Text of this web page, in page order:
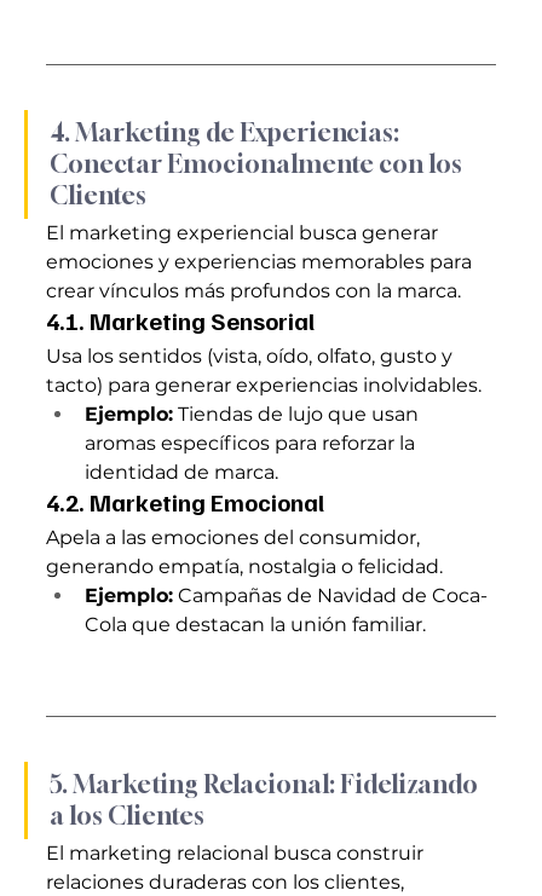
4. Marketing de Experiencias:
Conectar Emocionalmente con los
Clientes
El marketing experiencial busca generar
emociones y experiencias memorables para
crear vínculos más profundos con la marca.
4.1. Marketing Sensorial
Usa los sentidos (vista, oído, olfato, gusto y
tacto) para generar experiencias inolvidables.
Ejemplo: Tiendas de lujo que usan
aromas específicos para reforzar la
identidad de marca.
4.2. Marketing Emocional
Apela a las emociones del consumidor,
generando empatía, nostalgia o felicidad.
Ejemplo: Campañas de Navidad de Coca-
Cola que destacan la unión familiar.
5. Marketing Relacional: Fidelizando
a los Clientes
El marketing relacional busca construir
relaciones duraderas con los clientes,